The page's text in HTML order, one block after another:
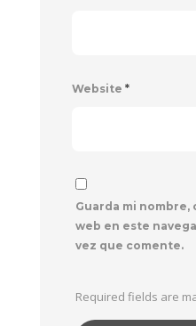
Website *
Guarda mi
web en este
vez que comente.
Required fields are